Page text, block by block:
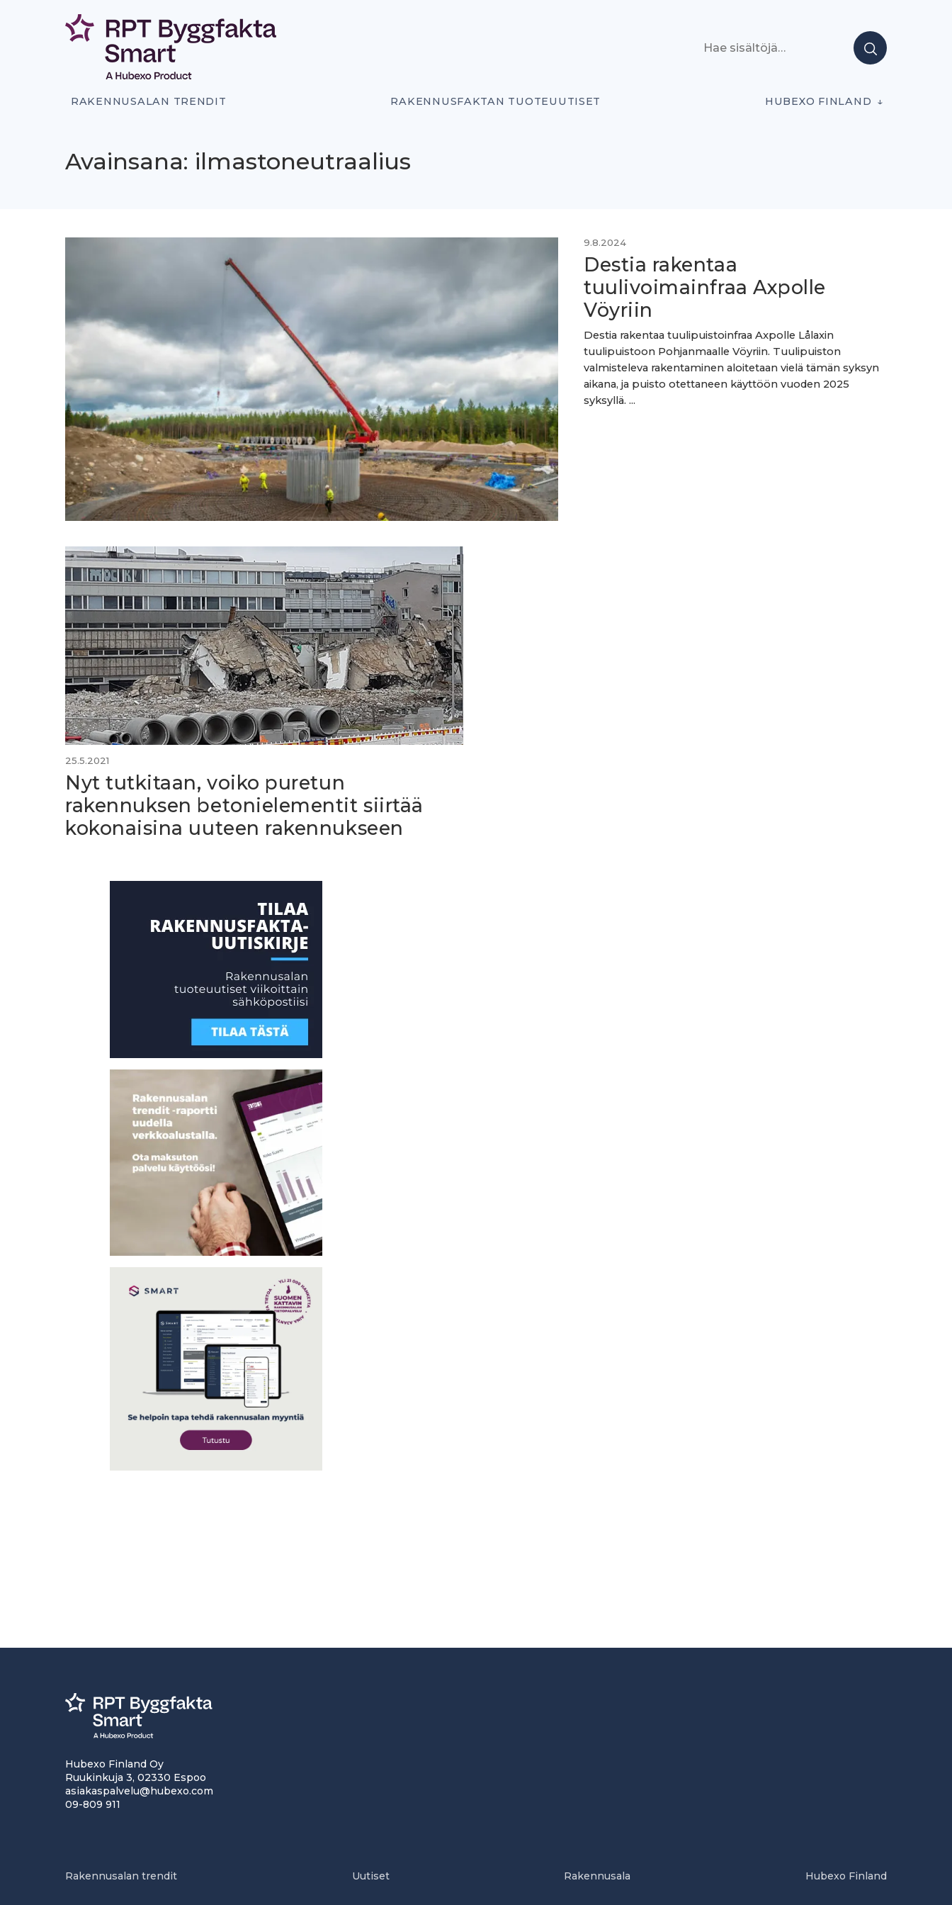
RAKENNUSALAN TRENDIT RAKENNUSFAKTAN TUOTEUUTISET HUBEXO FINLAND
Avainsana: ilmastoneutraalius
9.8.2024
Destia rakentaa
tuulivoimainfraa Axpolle
Vöyriin
Destia rakentaa tuulipuistoinfraa Axpolle Lålaxin
tuulipuistoon Pohjanmaalle Vöyriin. Tuulipuiston
valmisteleva rakentaminen aloitetaan vielä tämän syksyn
aikana, ja puisto otettaneen käyttöön vuoden 2025
syksyllä. ...
25.5.2021
Nyt tutkitaan, voiko puretun
rakennuksen betonielementit siirtää
kokonaisina uuteen rakennukseen
Hubexo Finland Oy
Ruukinkuja 3, 02330 Espoo
asiakaspalvelu@hubexo.com
09-809 911
Rakennusalan trendit Uutiset Rakennusala Hubexo Finland